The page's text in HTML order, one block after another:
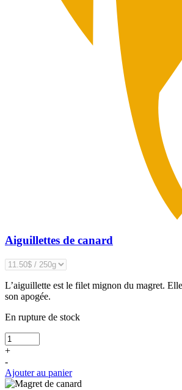
Aiguillettes de canard
L’aiguillette est le filet mignon du magret.
son apogée.
En rupture de stock
+
-
Ajouter au panier